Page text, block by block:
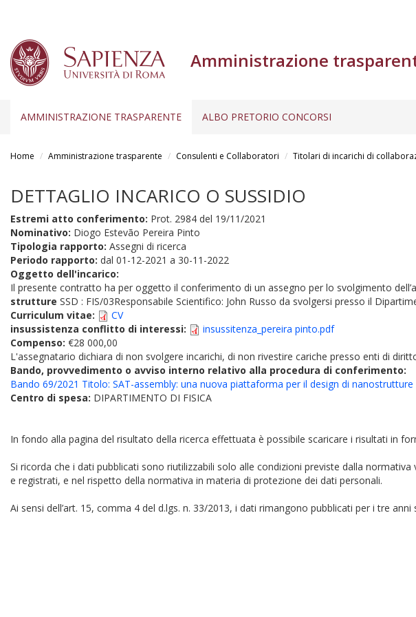
Amministrazione
AMMINISTRAZIONE TRASPARENTE ALBO PRETORIO CONCORSI
Home Amministrazione trasparente Consulenti e Collaboratori Titolari di incarichi di
DETTAGLIO INCARICO O SUSSIDIO
Estremi atto conferimento: Prot. 2984 del 19/11/2021
Nominativo: Diogo Estevão Pereira Pinto
Tipologia rapporto: Assegni di ricerca
Periodo rapporto: dal 01-12-2021 a 30-11-2022
Oggetto dell'incarico:
Il presente contratto ha per oggetto il conferimento di un assegno per lo svolgimento
strutture SSD : FIS/03Responsabile Scientifico: John Russo da svolgersi presso il
Curriculum vitae:
CV
insussistenza conflitto di interessi:
insussitenza_pereira pinto.pdf
Compenso: €28 000,00
L'assegnatario dichiara di non svolgere incarichi, di non rivestire cariche presso enti di
Bando, provvedimento o avviso interno relativo alla procedura di conferimento:
Bando 69/2021 Titolo: SAT-assembly: una nuova piattaforma per il design di nanostrutture
Centro di spesa: DIPARTIMENTO DI FISICA
In fondo alla pagina del risultato della ricerca effettuata è possibile scaricare i risultati in
Si ricorda che i dati pubblicati sono riutilizzabili solo alle condizioni previste dalla
e registrati, e nel rispetto della normativa in materia di protezione dei dati personali.
Ai sensi dell’art. 15, comma 4 del d.lgs. n. 33/2013, i dati rimangono pubblicati per i tre anni